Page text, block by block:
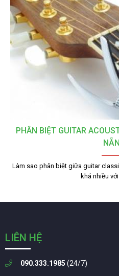
PHÂN BIỆT GUITAR
Làm sao phân biệt giữa guitar
khá nhiều
LIÊN HỆ
090.333.1985 (24/7)